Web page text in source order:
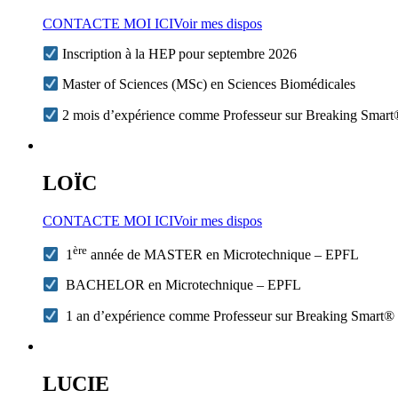
CONTACTE MOI ICIVoir mes dispos
Inscription à la HEP pour septembre 2026
Master of Sciences (MSc) en Sciences Biomédicales
2 mois d’expérience comme Professeur sur Breaking
LOÏC
CONTACTE MOI ICIVoir mes dispos
1ère année de MASTER en Microtechnique – EPFL
BACHELOR en Microtechnique – EPFL
1 an d’expérience comme Professeur sur Breaking Smart®
LUCIE